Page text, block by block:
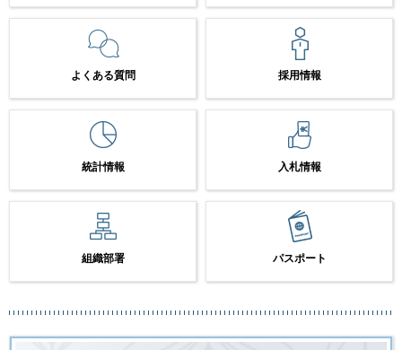
よくある質問 採用情報
統計情報 入札情報
組織部署 パスポート